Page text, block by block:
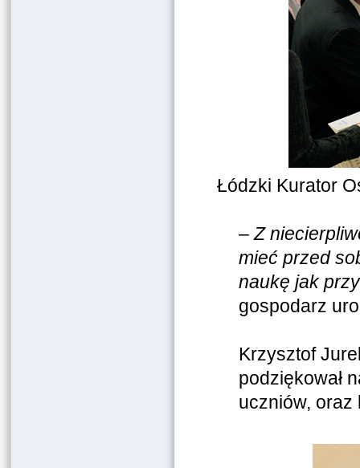
Łódzki Kurator
–Z
mieć przed
naukę jak
gospodarz
Krzysztof
podziękował
uczniów,